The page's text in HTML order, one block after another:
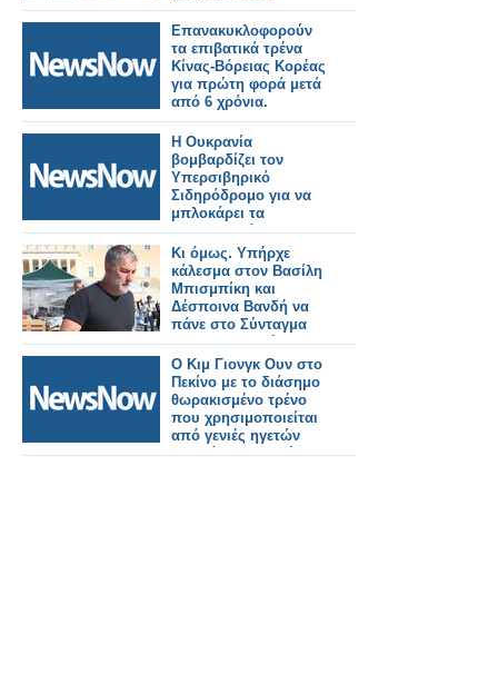
Επανακυκλοφορούν
τα επιβατικά τρένα
Κίνας-Βόρειας Κορέας
για πρώτη φορά μετά
από 6 χρόνια.
Η Ουκρανία
βομβαρδίζει τον
Υπερσιβηρικό
Σιδηρόδρομο για να
μπλοκάρει τα
πυρομαχικά της
Βόρειας Κορέας
Κι όμως. Υπήρχε
κάλεσμα στον Βασίλη
Μπισμπίκη και
Δέσποινα Βανδή να
πάνε στο Σύνταγμα
για να συναντήσουν
τον Πάνο Ρούτσι
Ο Κιμ Γιονγκ Ουν στο
Πεκίνο με το διάσημο
θωρακισμένο τρένο
που χρησιμοποιείται
από γενιές ηγετών
της Βόρειας Κορέας